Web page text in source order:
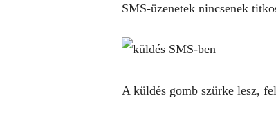
SMS-üzenetek nincsenek
A küldés gomb szürke lesz,